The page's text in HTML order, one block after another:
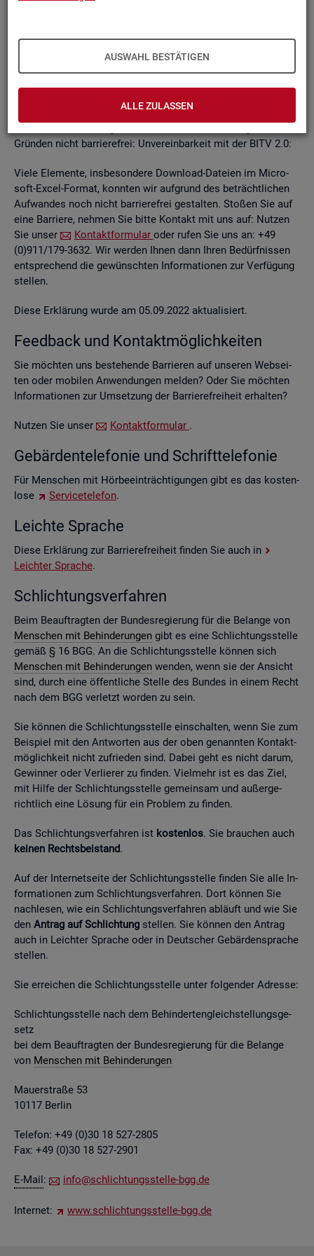
AUSWAHL BESTÄTIGEN
ALLE ZULASSEN
kon­ti­nu­ier­lich durch­ge­führt wer­den.
Die Web­sei­ten sind mit den ge­nann­ten An­for­de­run­gen teil­
Grün­den nicht bar­rie­re­frei: Un­ver­ein­bar­keit mit der BITV 2.0:
Viele Ele­men­te, ins­be­son­de­re Down­load-Da­tei­en im Mi­cro­
soft-Excel-For­mat, konn­ten wir auf­grund des be­trächt­li­chen
Auf­wan­des noch nicht bar­rie­re­frei ge­stal­ten. Sto­ßen Sie auf
eine Bar­rie­re, neh­men Sie bitte Kon­takt mit uns auf: Nut­zen
Sie unser
Kon­takt­for­mu­lar oder rufen Sie uns an: +49
(0)911/179-3632. Wir wer­den Ihnen dann Ihren Be­dürf­nis­sen
ent­spre­chend die ge­wünsch­ten In­for­ma­tio­nen zur Ver­fü­gung
stel­len.
Diese Er­klä­rung wurde am 05.09.2022 ak­tua­li­siert.
Feed­back und Kon­takt­mög­lich­kei­ten
Sie möch­ten uns be­stehen­de Bar­rie­ren auf un­se­ren Web­sei­
ten oder mo­bi­len An­wen­dun­gen mel­den? Oder Sie möch­ten
In­for­ma­tio­nen zur Um­set­zung der Bar­rie­re­frei­heit er­hal­ten?
Nut­zen Sie unser Kon­takt­for­mu­lar .
Ge­bär­den­te­le­fo­nie und Schrift­te­le­fo­nie
Für Men­schen mit Hör­be­ein­träch­ti­gun­gen gibt es das kos­ten­
lo­se
Ser­vice­te­le­fon.
Leich­te Spra­che
Diese Er­klä­rung zur Bar­rie­re­frei­heit fin­den Sie auch in
Leich­ter Spra­che.
Schlich­tungs­ver­fah­ren
Beim Be­auf­trag­ten der Bun­des­re­gie­rung für die Be­lan­ge von
Men­schen mit Be­hin­de­run­gen gibt es eine Schlich­tungs­stel­le
gemäß § 16 BGG. An die Schlich­tungs­stel­le kön­nen sich
Men­schen mit Be­hin­de­run­gen wen­den, wenn sie der An­sicht
sind, durch eine öf­fent­li­che Stel­le des Bun­des in einem Recht
nach dem BGG ver­letzt wor­den zu sein.
Sie kön­nen die Schlich­tungs­stel­le ein­schal­ten, wenn Sie zum
Bei­spiel mit den Ant­wor­ten aus der oben ge­nann­ten Kon­takt­
mög­lich­keit nicht zu­frie­den sind. Dabei geht es nicht darum,
Ge­win­ner oder Ver­lie­rer zu fin­den. Viel­mehr ist es das Ziel,
mit Hilfe der Schlich­tungs­stel­le ge­mein­sam und au­ßer­ge­
richt­lich eine Lö­sung für ein Pro­blem zu fin­den.
Das Schlich­tungs­ver­fah­ren ist kos­ten­los. Sie brau­chen auch
kei­nen Rechts­bei­stand.
Auf der In­ter­net­sei­te der Schlich­tungs­stel­le fin­den Sie alle In­
for­ma­tio­nen zum Schlich­tungs­ver­fah­ren. Dort kön­nen Sie
nach­le­sen, wie ein Schlich­tungs­ver­fah­ren ab­läuft und wie Sie
den An­trag auf Schlich­tung stel­len. Sie kön­nen den An­trag
auch in Leich­ter Spra­che oder in Deut­scher Ge­bär­den­spra­che
stel­len.
Sie er­rei­chen die Schlich­tungs­stel­le unter fol­gen­der Adres­se:
Schlich­tungs­stel­le nach dem Be­hin­der­ten­gleich­stel­lungs­ge­
setz
bei dem Be­auf­trag­ten der Bun­des­re­gie­rung für die Be­lan­ge
von Men­schen mit Be­hin­de­run­gen
Mau­er­stra­ße 53
10117 Ber­lin
Te­le­fon: +49 (0)30 18 527-2805
Fax: +49 (0)30 18 527-2901
E-Mail: info@​sch​lich​tung​sste​lle-​bgg.​de
In­ter­net: www.​sch​lich​tung​sste​lle-​bgg.​de